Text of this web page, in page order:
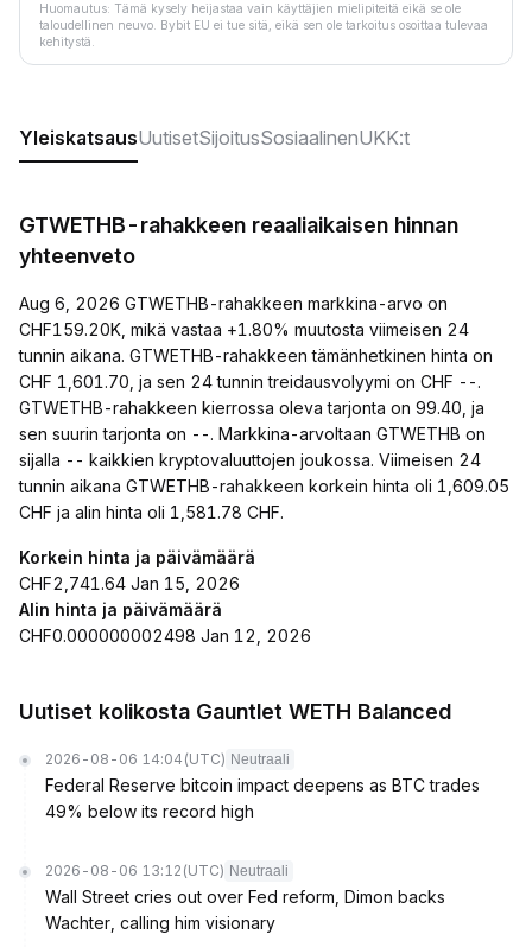
Huomautus: Tämä kysely heijastaa vain käyttäjien mielipiteitä eikä se ole
taloudellinen neuvo. Bybit EU ei tue sitä, eikä sen ole tarkoitus osoittaa tulevaa
kehitystä.
YleiskatsausUutisetSijoitusSosiaalinenUKK:t
GTWETHB-rahakkeen reaaliaikaisen hinnan
yhteenveto
Aug 6, 2026 GTWETHB-rahakkeen markkina-arvo on
CHF159.20K, mikä vastaa +1.80% muutosta viimeisen 24
tunnin aikana. GTWETHB-rahakkeen tämänhetkinen hinta on
CHF 1,601.70, ja sen 24 tunnin treidausvolyymi on CHF --.
GTWETHB-rahakkeen kierrossa oleva tarjonta on 99.40, ja
sen suurin tarjonta on --. Markkina-arvoltaan GTWETHB on
sijalla -- kaikkien kryptovaluuttojen joukossa. Viimeisen 24
tunnin aikana GTWETHB-rahakkeen korkein hinta oli 1,609.05
CHF ja alin hinta oli 1,581.78 CHF.
Korkein hinta ja päivämäärä
CHF2,741.64 Jan 15, 2026
Alin hinta ja päivämäärä
CHF0.000000002498 Jan 12, 2026
Uutiset kolikosta Gauntlet WETH Balanced
2026-08-06 14:04 (UTC) Neutraali
Federal Reserve bitcoin impact deepens as BTC trades
49% below its record high
2026-08-06 13:12 (UTC) Neutraali
Wall Street cries out over Fed reform, Dimon backs
Wachter, calling him visionary